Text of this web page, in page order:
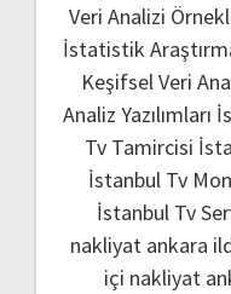
Veri Analizi
İstatistik
Keşifsel Veri
Analiz Yazılımları
Tv Tamircisi
İstanbul Tv
İstanbul Tv
nakliyat ankara
içi nakliyat